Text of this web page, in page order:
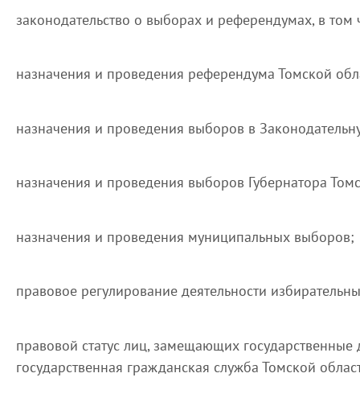
законодательство о выборах и референдумах, в
назначения и проведения референдума Томской
назначения и проведения выборов в
назначения и проведения выборов Губернатора
назначения и проведения муниципальных выборов;
правовое регулирование деятельности
правовой статус лиц, замещающих государственные
государственная гражданская служба Томской